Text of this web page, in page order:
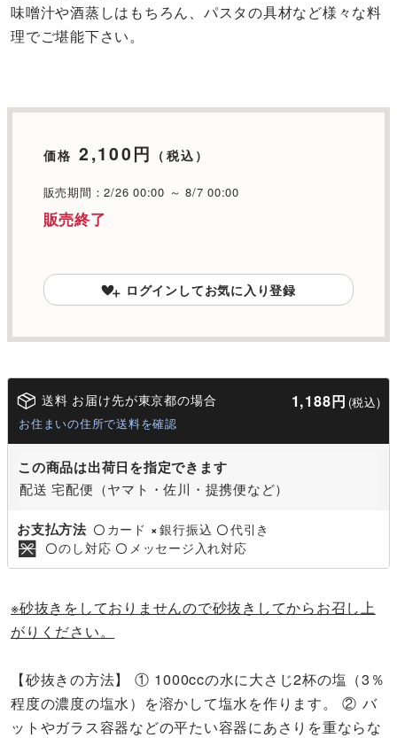
味噌汁や酒蒸しはもちろん、パスタの具材など様々な料
理でご堪能下さい。
価格 2,100円 （税込）
販売期間：2/26 00:00 ～ 8/7 00:00
販売終了
ログインしてお気に入り登録
送料 お届け先が東京都の場合 1,188円 (税込)
お住まいの住所で送料を確認
この商品は出荷日を指定できます
配送 宅配便（ヤマト・佐川・提携便など）
お支払方法 〇 カード × 銀行振込 〇代引き
〇のし対応 〇 メッセージ入れ対応
※砂抜きをしておりませんので砂抜きしてからお召し上
がりください。
【砂抜きの方法】 ① 1000ccの水に大さじ2杯の塩（3％
程度の濃度の塩水）を溶かして塩水を作ります。 ② バ
ットやガラス容器などの平たい容器にあさりを重ならな